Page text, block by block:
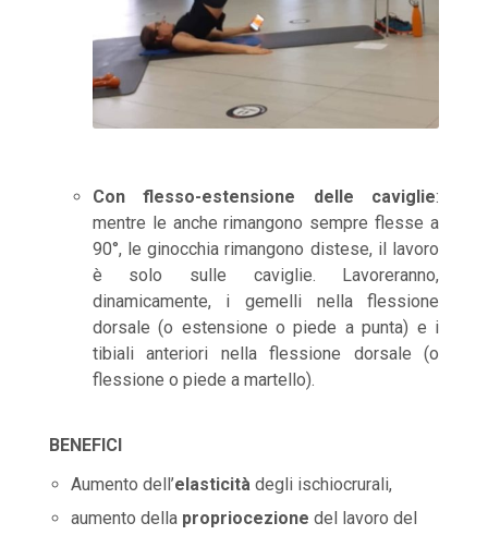
Con flesso-estensione delle caviglie:
mentre le anche rimangono sempre flesse a
90°, le ginocchia rimangono distese, il lavoro
è solo sulle caviglie. Lavoreranno,
dinamicamente, i gemelli nella flessione
dorsale (o estensione o piede a punta) e i
tibiali anteriori nella flessione dorsale (o
flessione o piede a martello).
BENEFICI
Aumento dell’elasticitàdegli ischiocrurali,
aumento della propriocezione del lavoro del